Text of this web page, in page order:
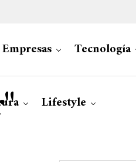
Empresas Tecnología
Lifestyle